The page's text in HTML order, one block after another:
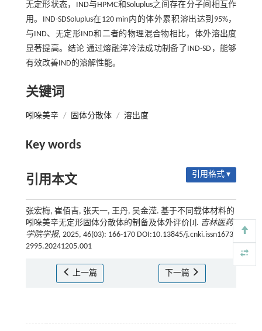
无定形状态，IND与HPMC和Soluplus之间存在分子间相互作
用。IND-SDSoluplus在120 min内的体外累积溶出达到95%，
与IND、无定形IND和二者的物理混合物相比，体外溶出度
显著提高。结论 通过熔融淬冷法成功制备了IND-SD，能够
有效改善IND的溶解性能。
关键词
吲哚美辛 / 固体分散体 / 溶出度
Key words
引用本文 引用格式 ▾
张宏梅, 崔佰吉, 张天一, 王丹, 吴金滢. 基于不同载体材料的
吲哚美辛无定形固体分散体的制备及体外评价[J]. 吉林医药
学院学报, 2025, 46(03): 166-170 DOI:10.13845/j.cnki.issn1673-
2995.20241205.001
上一篇 下一篇